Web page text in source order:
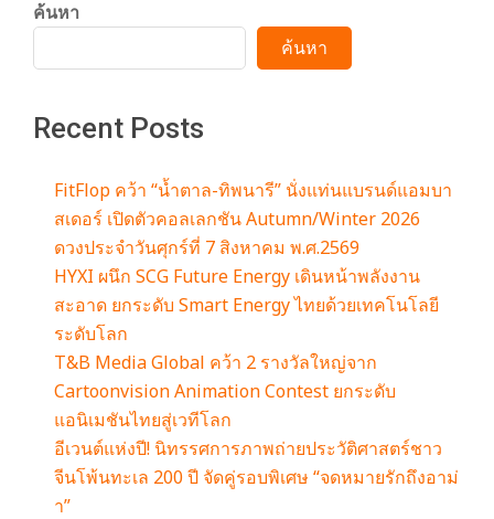
ค้นหา
ค้นหา
Recent Posts
FitFlop คว้า “น้ำตาล-ทิพนารี” นั่งแท่นแบรนด์แอมบา
สเดอร์ เปิดตัวคอลเลกชัน Autumn/Winter 2026
ดวงประจำวันศุกร์ที่ 7 สิงหาคม พ.ศ.2569
HYXI ผนึก SCG Future Energy เดินหน้าพลังงาน
สะอาด ยกระดับ Smart Energy ไทยด้วยเทคโนโลยี
ระดับโลก
T&B Media Global คว้า 2 รางวัลใหญ่จาก
Cartoonvision Animation Contest ยกระดับ
แอนิเมชันไทยสู่เวทีโลก
อีเวนต์แห่งปี! นิทรรศการภาพถ่ายประวัติศาสตร์ชาว
จีนโพ้นทะเล 200 ปี จัดคู่รอบพิเศษ “จดหมายรักถึงอาม่
า”